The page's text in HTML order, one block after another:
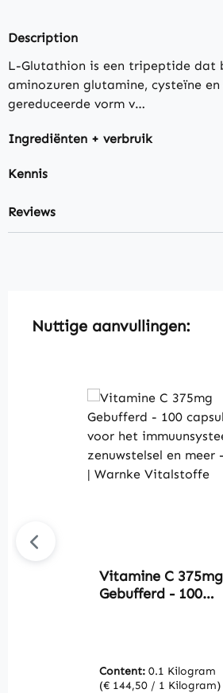
Description
L-Glutathion is een tripeptide dat
aminozuren glutamine, cysteïne
gereduceerde vorm v…
Ingrediënten + verbruik
Kennis
Reviews
Skip product gallery
Nuttige aanvullingen:
Vitamine C 375mg
Gebufferd - 100
vegan | Warnke
Vitalstoffe
Content: 0.1 Kilogram
(€ 144,50 / 1 Kilogram)